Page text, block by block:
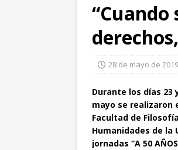
28 de mayo de 2019
Durante los días 23
mayo se realizaron
Facultad de
Humanidades de la
jornadas “A 50